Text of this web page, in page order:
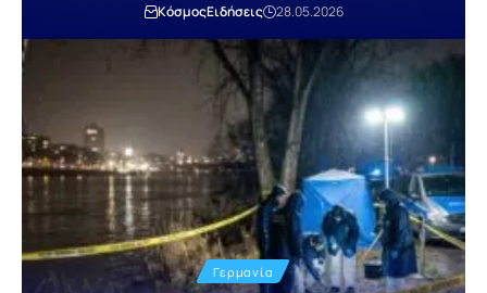
ΚόσμοςΕιδήσεις 28.05.2026
Γερμανία